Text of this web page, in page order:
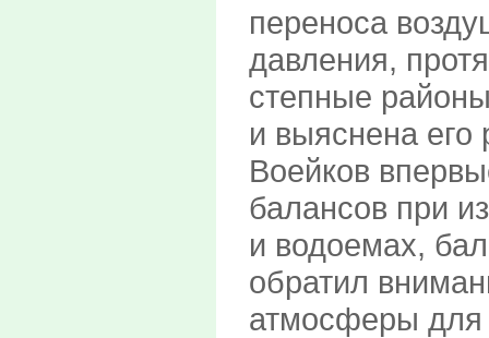
переноса
давления,
степные
и выяснена его
Воейков
балансов при
и водоемах,
обратил
атмосферы для